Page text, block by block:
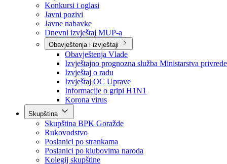
Sve vijesti
Izdvojeno
Najave
Konkursi i oglasi
Javni pozivi
Javne nabavke
Dnevni izvještaj MUP-a
Obavještenja i izvještaji
Obavještenja Vlade
Izvještajno prognozna služba Ministarstva privrede
Izvještaj o radu
Izvještaj OC Uprave
Informacije o gripi H1N1
Korona virus
Skupština
Skupština BPK Goražde
Rukovodstvo